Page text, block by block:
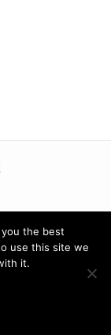
the best
use this site we
it.